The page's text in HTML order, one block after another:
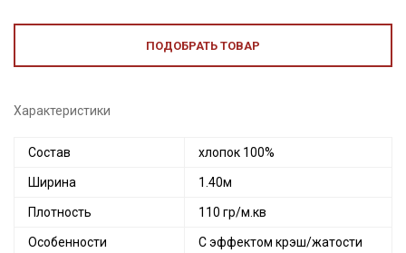
ПОДОБРАТЬ ТОВАР
Характеристики
Состав хлопок 100%
Ширина 1.40м
Плотность 110 гр/м.кв
Особенности С эффектом крэш/жатости